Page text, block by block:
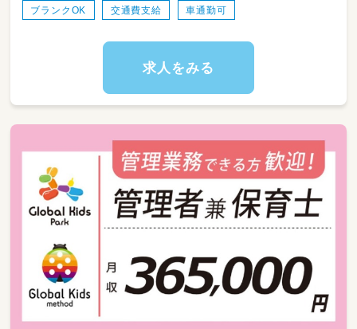
20代の新卒・若手保育士活躍中です！
30～40代の子育てママも多数在籍しています！
だから、子どもの急な発熱や学校行事も
そんな温かい職場で
園児数75名に対し、スタッフは27名。
平均年齢40.6歳、20代〜50代まで幅広い世代が
活躍しています。
30代正職員保育士６名
40代正職員保育士４名
パート保育士７名、保育補助数名。
ブランクOK 交通費支給 車通勤可
求人をみる